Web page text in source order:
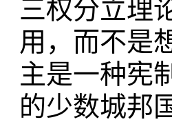
三权分立理
用，而不是
主是一种宪
的少数城邦